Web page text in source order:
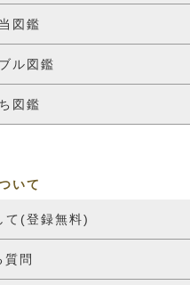
図鑑
ル図鑑
図鑑
いて
て(登録無料)
質問